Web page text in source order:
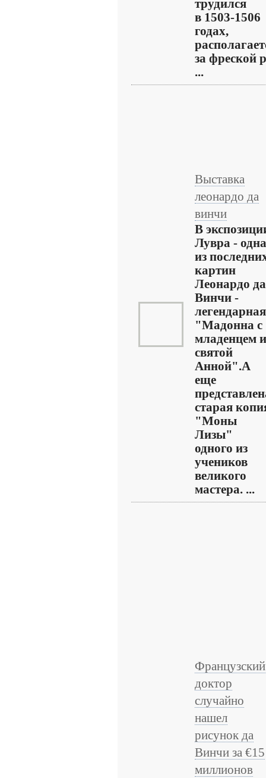
трудился
в 1503-1506
годах,
за фреской р
...
Выставка
леонардо да
винчи
В
Лувра - одна
из
картин
Леонардо да
Винчи -
легендарная
"Мадонна с
младенцем и
святой
Анной".А
еще
старая
"Моны
Лизы"
одного из
учеников
великого
мастера. ...
Французский
доктор
случайно
нашел
рисунок да
Винчи за €15
миллионов